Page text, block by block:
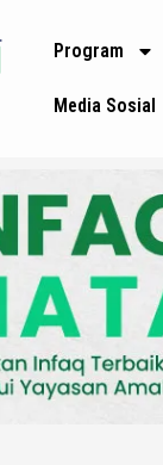
Program
Media Sosial